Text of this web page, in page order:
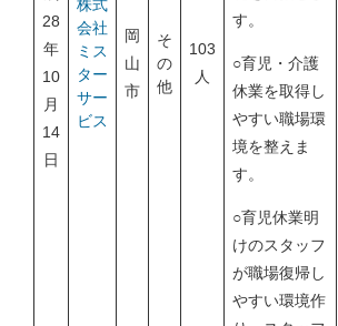
28
年
10
月
14
日
株式
会社
ミス
ター
サー
ビス
岡
山
市
そ
の
他
103
人
す。
○育児・介護
休業を取得し
やすい職場環
境を整えま
す。
○育児休業明
けのスタッフ
が職場復帰し
やすい環境作